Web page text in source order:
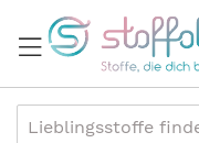
Inhalt